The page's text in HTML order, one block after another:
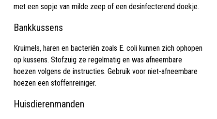
met een sopje van milde zeep of een desinfecterend doekje.
Bankkussens
Kruimels, haren en bacteriën zoals E. coli kunnen zich ophopen
op kussens. Stofzuig ze regelmatig en was afneembare
hoezen volgens de instructies. Gebruik voor niet-afneembare
hoezen een stoffenreiniger.
Huisdierenmanden